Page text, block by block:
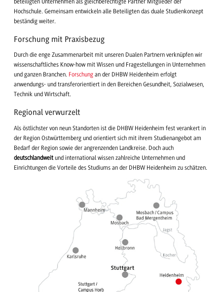
Hochschule. Gemeinsam entwickeln alle Beteiligten das duale Studienkonzept
beständig weiter.
Forschung mit Praxisbezug
Durch die enge Zusammenarbeit mit unseren Dualen Partnern verknüpfen wir
wissenschaftliches Know-how mit Wissen und Fragestellungen in Unternehmen
und ganzen Branchen. Forschung an der DHBW Heidenheim erfolgt
anwendungs- und transferorientiert in den Bereichen Gesundheit, Sozialwesen,
Technik und Wirtschaft.
Regional verwurzelt
Als östlichster von neun Standorten ist die DHBW Heidenheim fest verankert in
der Region Ostwürttemberg und orientiert sich mit ihrem Studienangebot am
Bedarf der Region sowie der angrenzenden Landkreise. Doch auch
deutschlandweit und international wissen zahlreiche Unternehmen und
Einrichtungen die Vorteile des Studiums an der DHBW Heidenheim zu schätzen.